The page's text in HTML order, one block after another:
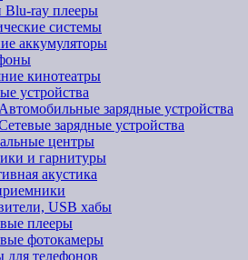
ray плееры
системы
аккумуляторы
кинотеатры
устройства
Автомобильные зарядные устройства
зарядные устройства
центры
и гарнитуры
акустика
USB хабы
плееры
фотокамеры
телефонов